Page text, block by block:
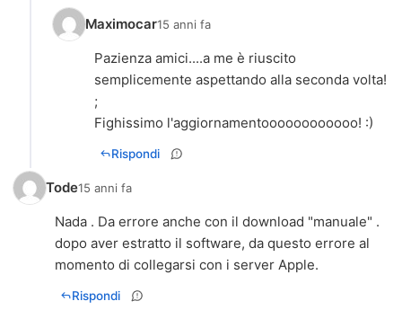
Maximocar15 anni fa
Pazienza amici....a me è riuscito
semplicemente aspettando alla seconda volta!
;
Fighissimo l'aggiornamentoooooooooooo! :)
Rispondi
Tode15 anni fa
Nada . Da errore anche con il download "manuale" .
dopo aver estratto il software, da questo errore al
Rispondi